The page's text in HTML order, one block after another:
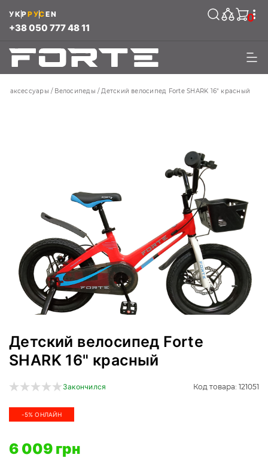
+38 050 777 48 11
УКРРУСEN 0
и аксессуары Велосипеды Детский велосипед Forte SHARK 16" красный
Детский велосипед Forte
SHARK 16" красный
Закончился Код товара: 121051
-5% ОНЛАЙН
6 009 грн